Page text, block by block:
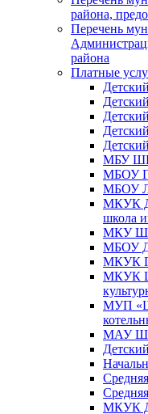
района,
Перечень
района
Платные
МБУ ШР
МБОУ
МБОУ
МКУК
школа
МКУ
МБОУ
МКУК
МКУК
МУП
МАУ ШР
МКУК